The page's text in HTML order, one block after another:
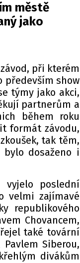
městě
jako
při kterém
především show
týmy jako akci,
partnerům a
během roku
formát závodu,
tak těm,
dosaženo i
poslední
velmi zajímavé
republikového
Chovancem,
také tovární
Siberou,
divákům